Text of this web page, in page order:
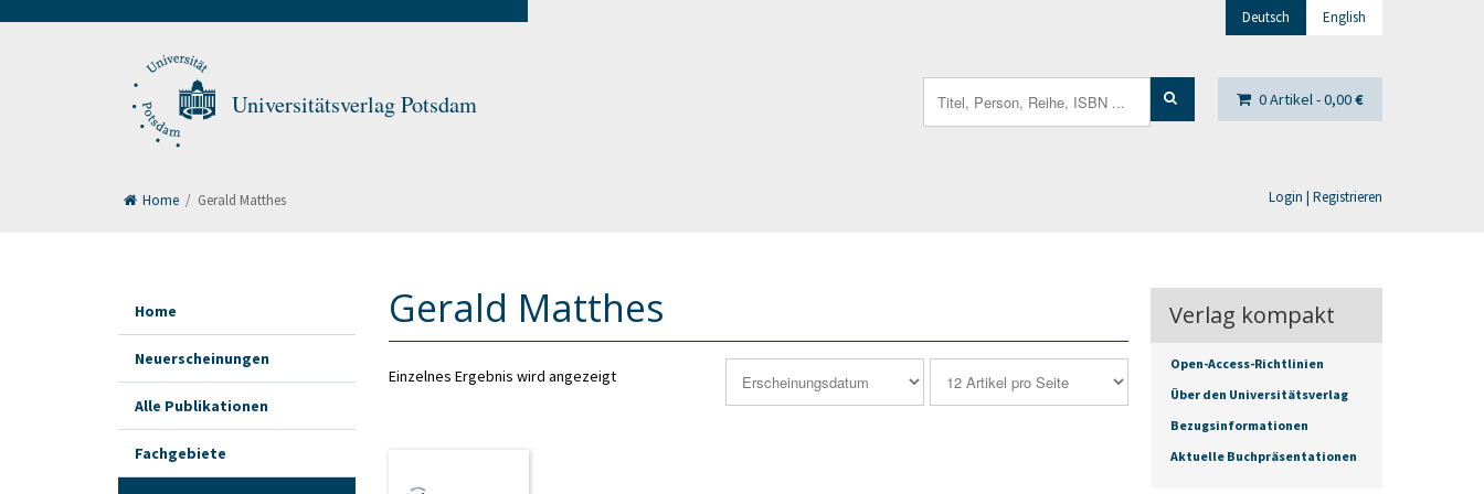
Universitätsverlag Potsdam
Deutsch English
0 Artikel -0,00€
Login | Registrieren
for:
Home / Gerald Matthes
Gerald Matthes
Einzelnes Ergebnis wird angezeigt
Home
Neuerscheinungen
Alle Publikationen
Fachgebiete
Verlag kompakt
Open-Access-Richtlinien
Über den Universitätsverlag
Bezugsinformationen
Aktuelle Buchpräsentationen